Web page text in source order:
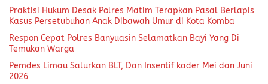
Praktisi Hukum Desak Polres Matim Terapkan Pasal Berlapis
Kasus Persetubuhan Anak Dibawah Umur di Kota Komba
Respon Cepat Polres Banyuasin Selamatkan Bayi Yang Di
Temukan Warga
Pemdes Limau Salurkan BLT, Dan Insentif kader Mei dan Juni
2026